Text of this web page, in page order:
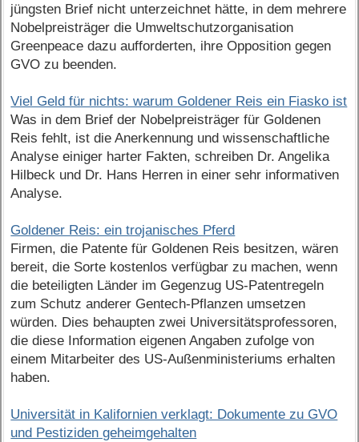
jüngsten Brief nicht unterzeichnet hätte, in dem mehrere
Nobelpreisträger die Umweltschutzorganisation
Greenpeace dazu aufforderten, ihre Opposition gegen
GVO zu beenden.
Viel Geld für nichts: warum Goldener Reis ein Fiasko ist
Was in dem Brief der Nobelpreisträger für Goldenen
Reis fehlt, ist die Anerkennung und wissenschaftliche
Analyse einiger harter Fakten, schreiben Dr. Angelika
Hilbeck und Dr. Hans Herren in einer sehr informativen
Analyse.
Goldener Reis: ein trojanisches Pferd
Firmen, die Patente für Goldenen Reis besitzen, wären
bereit, die Sorte kostenlos verfügbar zu machen, wenn
die beteiligten Länder im Gegenzug US-Patentregeln
zum Schutz anderer Gentech-Pflanzen umsetzen
würden. Dies behaupten zwei Universitätsprofessoren,
die diese Information eigenen Angaben zufolge von
einem Mitarbeiter des US-Außenministeriums erhalten
haben.
Universität in Kalifornien verklagt: Dokumente zu GVO
und Pestiziden geheimgehalten